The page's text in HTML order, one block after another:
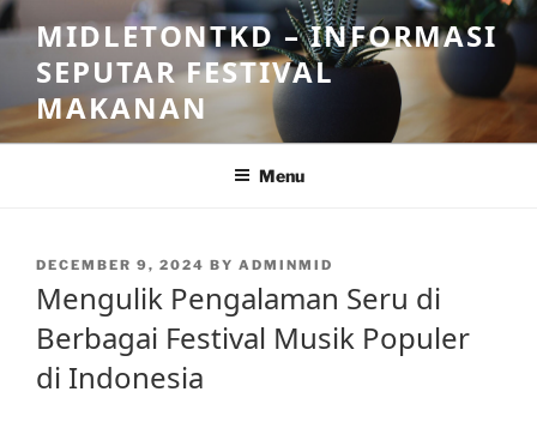
Skip
to
content
MIDLETONTKD – INFORMASI
SEPUTAR FESTIVAL
MAKANAN
Menu
POSTED
DECEMBER 9, 2024 BY ADMINMID
Mengulik Pengalaman Seru di
Berbagai Festival Musik Populer
di Indonesia